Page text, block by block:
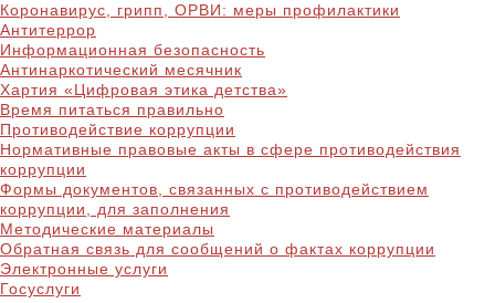
Коронавирус, грипп, ОРВИ: меры профилактики
Антитеррор
Информационная безопасность
Антинаркотический месячник
Хартия «Цифровая этика детства»
Время питаться правильно
Противодействие коррупции
Нормативные правовые акты в сфере противодействия
коррупции
Формы документов, связанных с противодействием
коррупции, для заполнения
Методические материалы
Обратная связь для сообщений о фактах коррупции
Электронные услуги
Госуслуги